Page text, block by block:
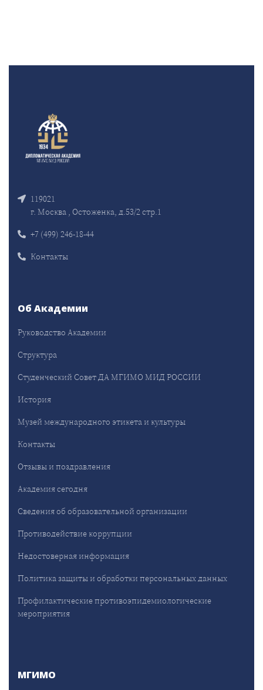
119021
г. Москва , Остоженка, д.53/2 стр.1
+7 (499) 246-18-44
Контакты
Об Академии
Руководство Академии
Структура
Студенческий Совет ДА МГИМО МИД РОССИИ
История
Музей международного этикета и культуры
Контакты
Отзывы и поздравления
Академия сегодня
Сведения об образовательной организации
Противодействие коррупции
Недостоверная информация
Политика защиты и обработки персональных данных
Профилактические противоэпидемиологические
мероприятия
МГИМО